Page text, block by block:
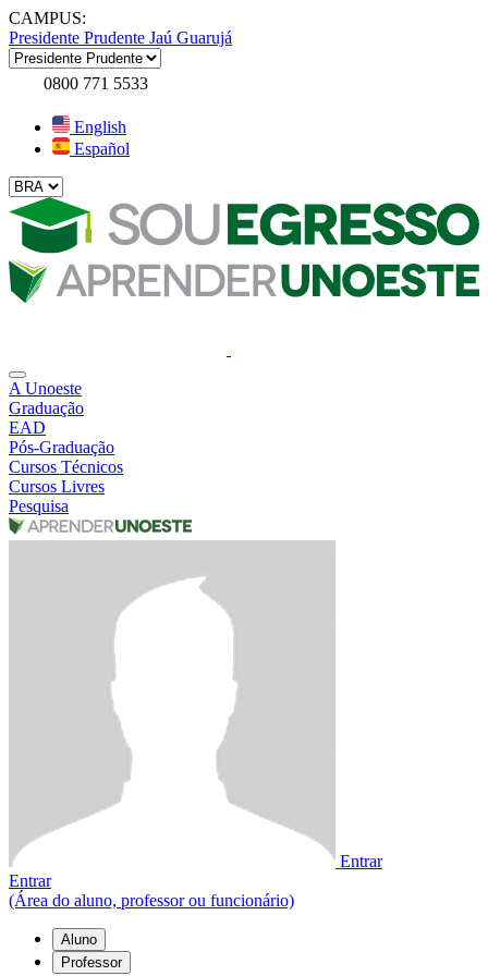
CAMPUS:
Presidente Prudente Jaú Guarujá
0800 771 5533
English
Español
A Unoeste
Graduação
EAD
Pós-Graduação
Cursos Técnicos
Cursos Livres
Pesquisa
Entrar
Entrar
(Área do aluno, professor ou funcionário)
Aluno
Professor